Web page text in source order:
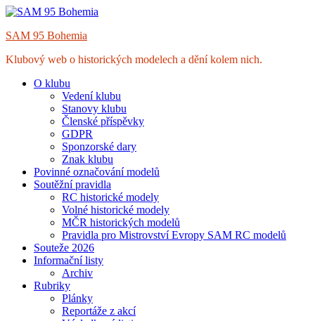
Skip
content
SAM 95 Bohemia
Klubový web o historických modelech a dění kolem nich.
O klubu
Vedení klubu
Stanovy klubu
Členské příspěvky
GDPR
Sponzorské dary
Znak klubu
Povinné označování modelů
Soutěžní pravidla
RC historické modely
Volné historické modely
MČR historických modelů
Pravidla pro Mistrovství Evropy SAM RC modelů
Souteže 2026
Informační listy
Archiv
Rubriky
Plánky
Reportáže z akcí